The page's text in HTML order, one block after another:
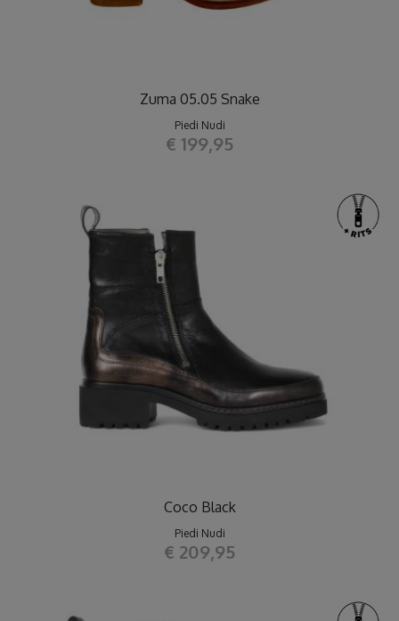
Zuma 05.05 Snake
Piedi Nudi
€ 199,95
Coco Black
Piedi Nudi
€ 209,95